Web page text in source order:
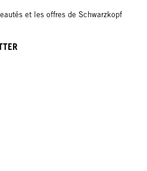
et les offres de Schwarzkopf